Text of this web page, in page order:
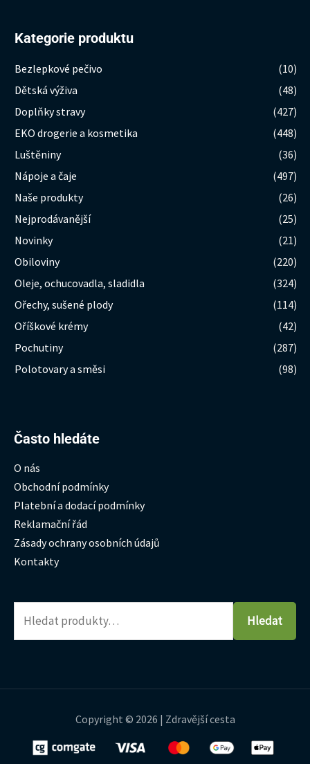
Kategorie produktu
Bezlepkové pečivo
(10)
Dětská výživa
(48)
Doplňky stravy
(427)
EKO drogerie a kosmetika
(448)
Luštěniny
(36)
Nápoje a čaje
(497)
Naše produkty
(26)
Nejprodávanější
(25)
Novinky
(21)
Obiloviny
(220)
Oleje, ochucovadla, sladidla
(324)
Ořechy, sušené plody
(114)
Oříškové krémy
(42)
Pochutiny
(287)
Polotovary a směsi
(98)
Často hledáte
O nás
Obchodní podmínky
Platební a dodací podmínky
Reklamační řád
Zásady ochrany osobních údajů
Kontakty
Hledat:
Hledat
Copyright © 2026 | Zdravější cesta